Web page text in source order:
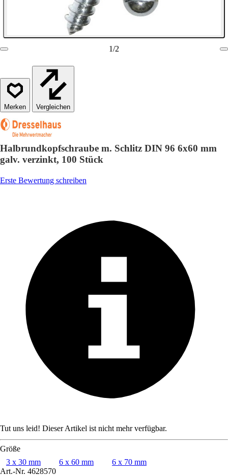
1/2
Vergleichen
Halbrundkopfschraube m. Schlitz DIN 96 6x60 mm
galv. verzinkt, 100 Stück
Erste Bewertung schreiben
Tut uns leid! Dieser Artikel ist nicht mehr verfügbar.
Größe
3 x 30 mm
6 x 60 mm
6 x 70 mm
Art.-Nr. 4628570